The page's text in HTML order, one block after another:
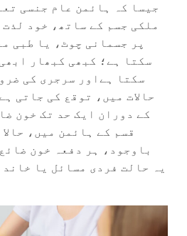
جیسا کہ ہائمن عام جنسی
ملکی جسم کے ساتھ، خود لذت
پر جسمانی چوٹ، یا طبی
سکتا ہے؛ کبھی کبھار
سکتا ہےاور سرجری کی
حالات میں، توقع کی جاتی
کے دوران ایک حد تک خون
قسم کے ہائمن میں،
باوجود، ہر دفعہ خون
یہ حالت فردی مسائل یا